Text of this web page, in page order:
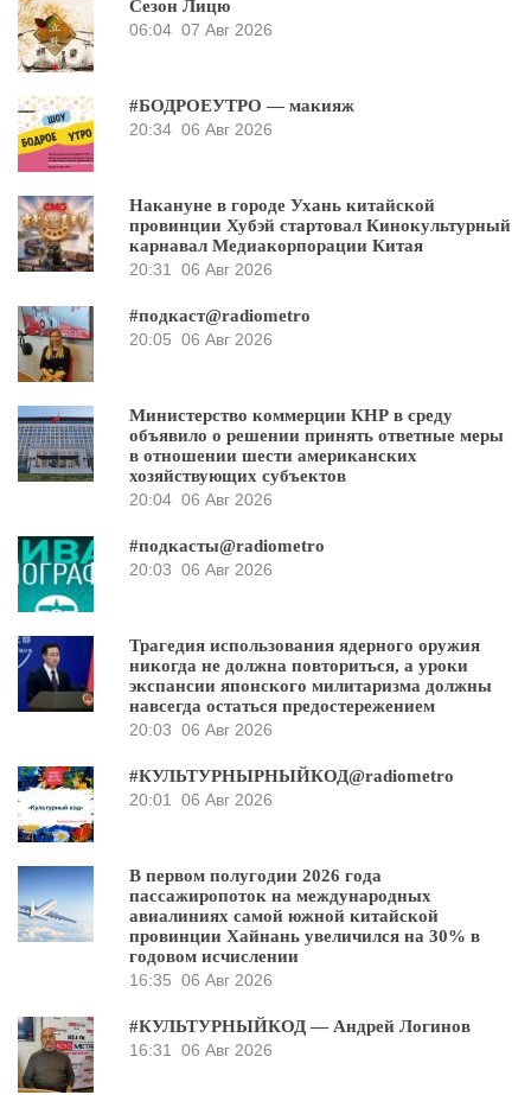
Сезон Лицю
06:04 07 Авг 2026
#БОДРОЕУТРО — макияж
20:34 06 Авг 2026
Накануне в городе Ухань китайской
провинции Хубэй стартовал Кинокультурный
карнавал Медиакорпорации Китая
20:31
06 Авг 2026
#подкаст@radiometro
20:05 06 Авг 2026
Министерство коммерции КНР в среду
объявило о решении принять ответные меры
в отношении шести американских
хозяйствующих субъектов
20:04 06 Авг 2026
#подкасты@radiometro
20:03 06 Авг 2026
Трагедия использования ядерного оружия
никогда не должна повториться, а уроки
экспансии японского милитаризма должны
навсегда остаться предостережением
20:03 06 Авг 2026
#КУЛЬТУРНЫРНЫЙКОД@radiometro
20:01
06 Авг 2026
В первом полугодии 2026 года
пассажиропоток на международных
авиалиниях самой южной китайской
провинции Хайнань увеличился на 30% в
годовом исчислении
16:35 06 Авг 2026
#КУЛЬТУРНЫЙКОД — Андрей Логинов
16:31
06 Авг 2026